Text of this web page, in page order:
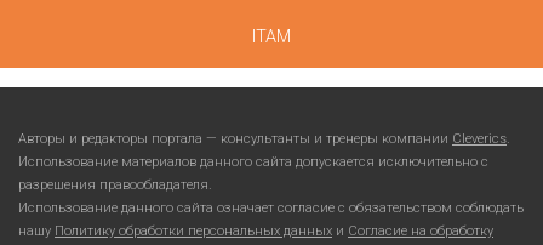
ITAM
Авторы и редакторы портала — консультанты и тренеры компании Cleverics.
Использование материалов данного сайта допускается исключительно с
разрешения правообладателя.
Использование данного сайта означает согласие с обязательством соблюдать
нашу Политику обработки персональных данных и Согласие на обработку